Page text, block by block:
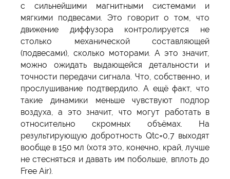
с сильнейшими магнитными системами и
мягкими подвесами. Это говорит о том, что
движение диффузора контролируется не
столько механической составляющей
(подвесами), сколько моторами. А это значит,
можно ожидать выдающейся детальности и
точности передачи сигнала. Что, собственно, и
прослушивание подтвердило. А ещё факт, что
такие динамики меньше чувствуют подпор
воздуха, а это значит, что могут работать в
относительно скромных объёмах. На
результирующую добротность Qtc=0,7 выходят
вообще в 150 мл (хотя это, конечно, край, лучше
не стесняться и давать им побольше, вплоть до
Free Air).